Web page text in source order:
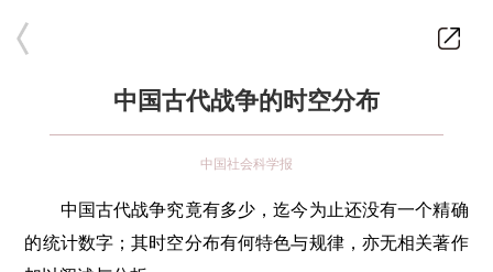
中国古代战争的时空分布
中国社会科学报
中国古代战争究竟有多少，迄今为止还没有一个精确
的统计数字；其时空分布有何特色与规律，亦无相关著作